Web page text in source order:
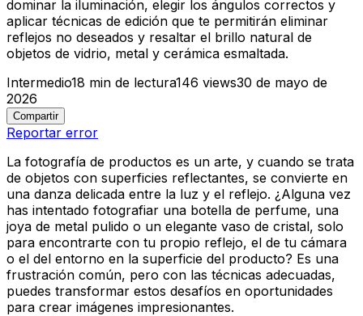
dominar la iluminación, elegir los ángulos correctos y
aplicar técnicas de edición que te permitirán eliminar
reflejos no deseados y resaltar el brillo natural de
objetos de vidrio, metal y cerámica esmaltada.
Intermedio18 min de lectura146 views30 de mayo de
2026
Compartir
Reportar error
La fotografía de productos es un arte, y cuando se trata
de objetos con superficies reflectantes, se convierte en
una danza delicada entre la luz y el reflejo. ¿Alguna vez
has intentado fotografiar una botella de perfume, una
joya de metal pulido o un elegante vaso de cristal, solo
para encontrarte con tu propio reflejo, el de tu cámara
o el del entorno en la superficie del producto? Es una
frustración común, pero con las técnicas adecuadas,
puedes transformar estos desafíos en oportunidades
para crear imágenes impresionantes.